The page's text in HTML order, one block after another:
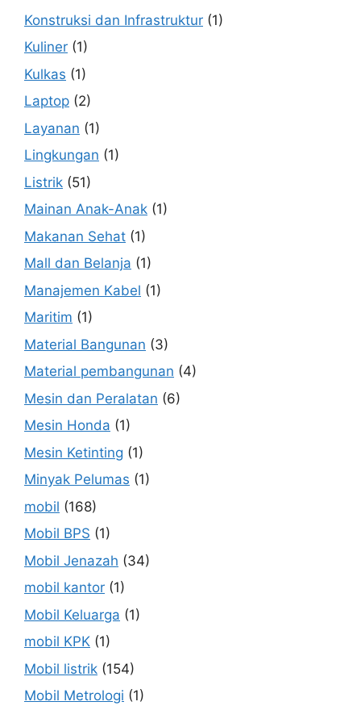
Konstruksi dan Infrastruktur (1)
Kuliner (1)
Kulkas (1)
Laptop (2)
Layanan (1)
Lingkungan (1)
Listrik (51)
Mainan Anak-Anak (1)
Makanan Sehat (1)
Mall dan Belanja (1)
Manajemen Kabel (1)
Maritim (1)
Material Bangunan (3)
Material pembangunan (4)
Mesin dan Peralatan (6)
Mesin Honda (1)
Mesin Ketinting (1)
Minyak Pelumas (1)
mobil (168)
Mobil BPS (1)
Mobil Jenazah (34)
mobil kantor (1)
Mobil Keluarga (1)
mobil KPK (1)
Mobil listrik (154)
Mobil Metrologi (1)